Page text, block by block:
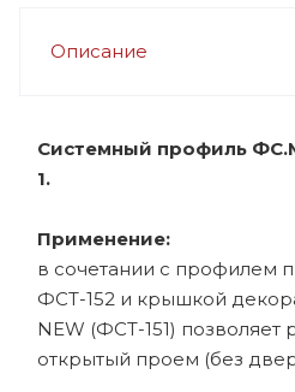
Описание
Системный профиль
1.
Применение:
в сочетании с профилем
ФСТ-152 и крышкой
NEW (ФСТ-151) позволяет
открытый проем (без